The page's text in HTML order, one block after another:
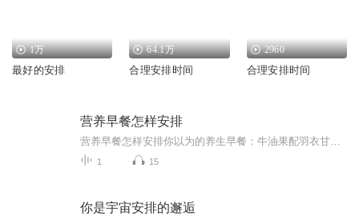
1万
最好的安排
64.1万
合理安排时间
2960
合理安排时间
营养早餐怎样安排
1 15
你是宇宙安排的邂逅